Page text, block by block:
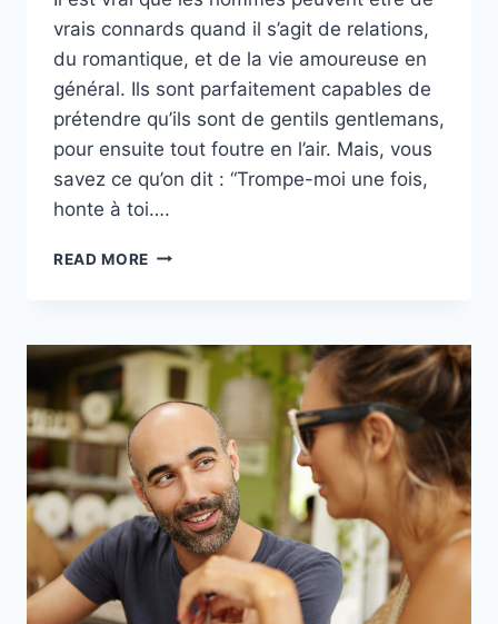
vrais connards quand il s’agit de relations,
du romantique, et de la vie amoureuse en
général. Ils sont parfaitement capables de
prétendre qu’ils sont de gentils gentlemans,
pour ensuite tout foutre en l’air. Mais, vous
savez ce qu’on dit : “Trompe-moi une fois,
honte à toi….
READ MORE SI
MARRE
DE
VOUS
FAIRE
AVOIR
PAR
LES
MECS,
SUIVEZ
CES
RÈGLES